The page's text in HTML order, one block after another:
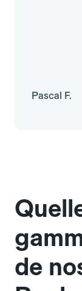
Pascal F.
de